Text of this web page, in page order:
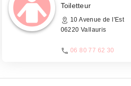
Toiletteur
10 Avenue de l'Est
06220 Vallauris
06 80 77 62 30